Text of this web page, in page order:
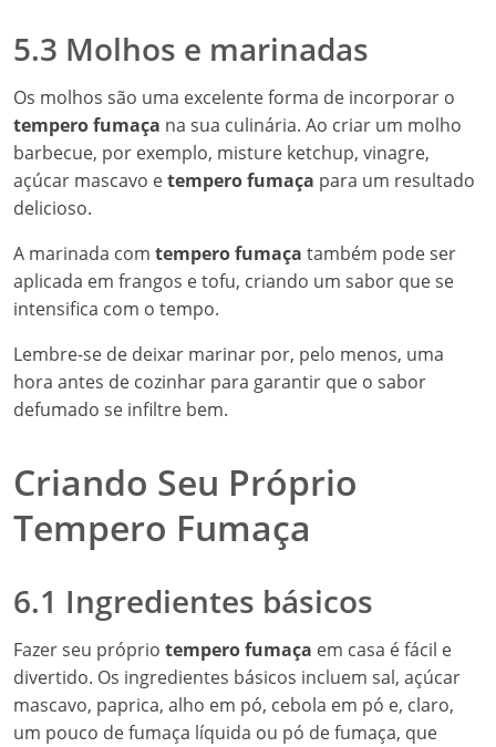
5.3 Molhos e marinadas
Os molhos são uma excelente forma de incorporar o
tempero fumaça na sua culinária. Ao criar um molho
barbecue, por exemplo, misture ketchup, vinagre,
açúcar mascavo etempero fumaça para um resultado
delicioso.
A marinada com tempero fumaça também pode ser
aplicada em frangos e tofu, criando um sabor que se
intensifica com o tempo.
Lembre-se de deixar marinar por, pelo menos, uma
hora antes de cozinhar para garantir que o sabor
defumado se infiltre bem.
Criando Seu Próprio
Tempero Fumaça
6.1 Ingredientes básicos
Fazer seu próprio tempero fumaça em casa é fácil e
divertido. Os ingredientes básicos incluem sal, açúcar
mascavo, paprica, alho em pó, cebola em pó e, claro,
um pouco de fumaça líquida ou pó de fumaça, que